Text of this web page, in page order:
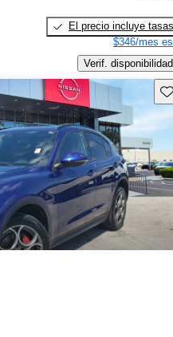
El precio incluye tasas
$346/mes
Verif. disponibilidad